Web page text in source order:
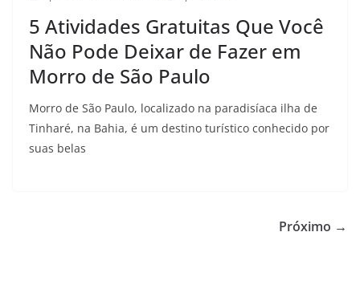
5 Atividades Gratuitas Que Você
Não Pode Deixar de Fazer em
Morro de São Paulo
Morro de São Paulo, localizado na paradisíaca ilha de
Tinharé, na Bahia, é um destino turístico conhecido por
suas belas
Próximo →